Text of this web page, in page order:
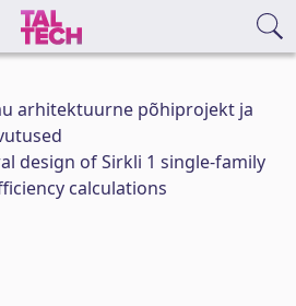
arhitektuurne põhiprojekt ja
design of Sirkli 1 single-family
calculations